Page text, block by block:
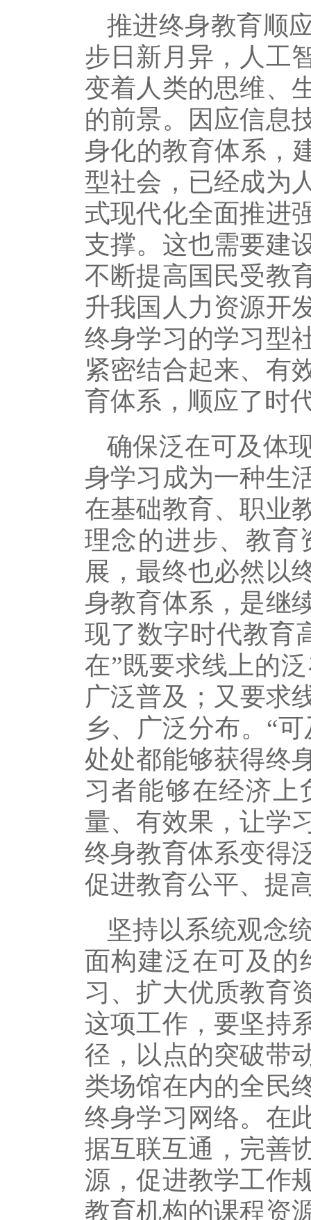
推进终身教育顺
步日新月异，人工
变着人类的思维、
的前景。因应信息
身化的教育体系，
型社会，已经成为
式现代化全面推进
支撑。这也需要建
不断提高国民受教
升我国人力资源开
终身学习的学习型
紧密结合起来、有
育体系，顺应了时
确保泛在可及体
身学习成为一种生
在基础教育、职业
理念的进步、教育
展，最终也必然以
身教育体系，是继
现了数字时代教育
在”既要求线上的
广泛普及；又要求
乡、广泛分布。“
处处都能够获得终
习者能够在经济上
量、有效果，让学
终身教育体系变得
促进教育公平、提
坚持以系统观念
面构建泛在可及的
习、扩大优质教育
这项工作，要坚持
径，以点的突破带
类场馆在内的全民
终身学习网络。在
据互联互通，完善
源，促进教学工作
教育机构的课程资